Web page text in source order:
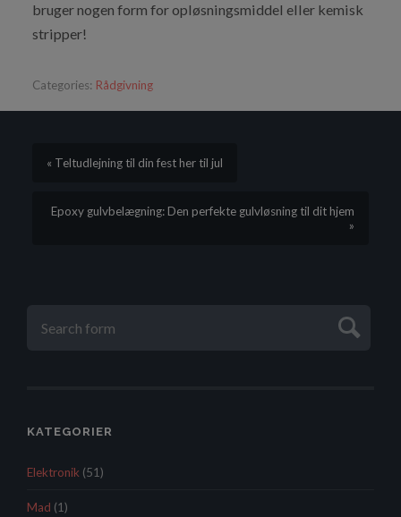
bruger nogen form for opløsningsmiddel eller kemisk
stripper!
Categories: Rådgivning
« Teltudlejning til din fest her til jul
Epoxy gulvbelægning: Den perfekte gulvløsning til dit hjem
»
KATEGORIER
Elektronik (51)
Mad (1)